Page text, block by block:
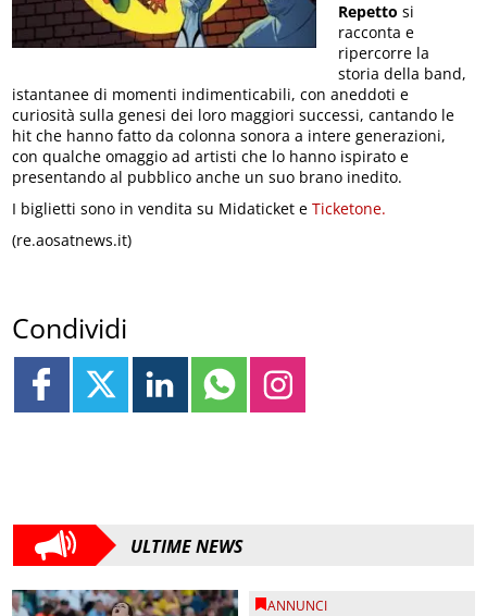
Repetto si
racconta e
ripercorre la
storia della band,
istantanee di momenti indimenticabili, con aneddoti e
curiosità sulla genesi dei loro maggiori successi, cantando le
hit che hanno fatto da colonna sonora a intere generazioni,
con qualche omaggio ad artisti che lo hanno ispirato e
presentando al pubblico anche un suo brano inedito.
I biglietti sono in vendita su Midaticket eTicketone.
(re.aosatnews.it)
Condividi
ULTIME NEWS
ANNUNCI